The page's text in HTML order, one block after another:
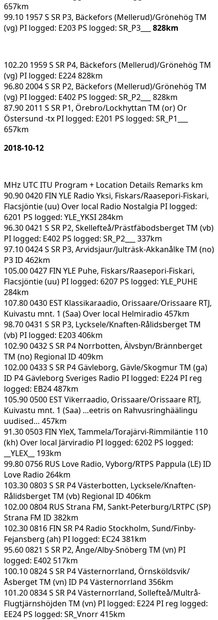
657km
99.10 1957 S SR P3, Bäckefors (Mellerud)/Grönehög TM
(vg) PI logged: E203 PS logged: SR_P3___ 828km
102.20 1959 S SR P4, Bäckefors (Mellerud)/Grönehög TM
(vg) PI logged: E224 828km
96.80 2004 S SR P2, Bäckefors (Mellerud)/Grönehög TM
(vg) PI logged: E402 PS logged: SR_P2___ 828km
87.90 2011 S SR P1, Örebro/Lockhyttan TM (or) Or
Östersund -tx PI logged: E201 PS logged: SR_P1___
657km
2018-10-12
MHz UTC ITU Program + Location Details Remarks km
90.90 0420 FIN YLE Radio Yksi, Fiskars/Raasepori-Fiskari,
Flacsjöntie (uu) Over local Radio Nostalgia PI logged:
6201 PS logged: YLE_YKSI 284km
96.30 0421 S SR P2, Skellefteå/Prästfäbodsberget TM (vb)
PI logged: E402 PS logged: SR_P2___ 337km
97.10 0424 S SR P3, Arvidsjaur/Julträsk-Akkanålke TM (no)
P3 ID 462km
105.00 0427 FIN YLE Puhe, Fiskars/Raasepori-Fiskari,
Flacsjöntie (uu) PI logged: 6207 PS logged: YLE_PUHE
284km
107.80 0430 EST Klassikaraadio, Orissaare/Orissaare RTJ,
Kuivastu mnt. 1 (Saa) Over local Helmiradio 457km
98.70 0431 S SR P3, Lycksele/Knaften-Rålidsberget TM
(vb) PI logged: E203 406km
102.90 0432 S SR P4 Norrbotten, Älvsbyn/Brännberget
TM (no) Regional ID 409km
102.00 0433 S SR P4 Gävleborg, Gävle/Skogmur TM (ga)
ID P4 Gävleborg Sveriges Radio PI logged: E224 PI reg
logged: EB24 487km
105.90 0500 EST Vikerraadio, Orissaare/Orissaare RTJ,
Kuivastu mnt. 1 (Saa) …eetris on Rahvusringhäälingu
uudised… 457km
91.30 0503 FIN YleX, Tammela/Torajärvi-Rimmiläntie 110
(kh) Over local Järviradio PI logged: 6202 PS logged:
__YLEX__ 193km
99.80 0756 RUS Love Radio, Vyborg/RTPS Pappula (LE) ID
Love Radio 264km
103.30 0803 S SR P4 Västerbotten, Lycksele/Knaften-
Rålidsberget TM (vb) Regional ID 406km
102.00 0804 RUS Strana FM, Sankt-Peterburg/LRTPC (SP)
Strana FM ID 382km
102.30 0816 FIN SR P4 Radio Stockholm, Sund/Finby-
Fejansberg (ah) PI logged: EC24 381km
95.60 0821 S SR P2, Ånge/Alby-Snöberg TM (vn) PI
logged: E402 517km
100.10 0824 S SR P4 Västernorrland, Örnsköldsvik/
Åsberget TM (vn) ID P4 Västernorrland 356km
101.20 0834 S SR P4 Västernorrland, Sollefteå/Multrå-
Flugtjärnshöjden TM (vn) PI logged: E224 PI reg logged:
EE24 PS logged: SR_Vnorr 415km